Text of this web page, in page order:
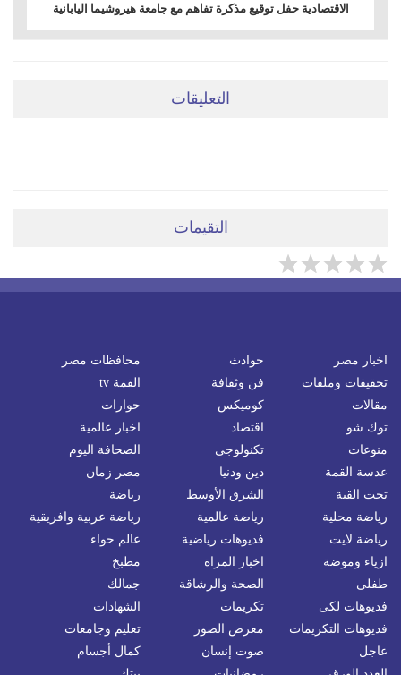
الاقتصادية حفل توقيع مذكرة تفاهم مع جامعة هيروشيما اليابانية
التعليقات
التقيمات
اخبار مصر حوادث
محافظات مصر
تحقيقات وملفات
فن وثقافة
القمة tv
مقالات
كوميكس
حوارات
توك شو
اقتصاد
اخبار عالمية
منوعات
تكنولوجى
الصحافة اليوم
عدسة القمة
دين ودنيا
مصر زمان
تحت القبة
الشرق الأوسط
رياضة
رياضة محلية
رياضة عالمية
رياضة عربية وافريقية
رياضة لايت
فديوهات رياضية
عالم حواء
ازياء وموضة
اخبار المراة
مطبخ
طفلى
الصحة والرشاقة
جمالك
فديوهات لكى
تكريمات
الشهادات
فديوهات التكريمات
معرض الصور
تعليم وجامعات
عاجل
صوت إنسان
كمال أجسام